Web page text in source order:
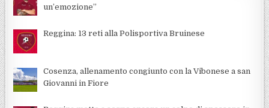
un’emozione”
Reggina: 13 reti alla Polisportiva Bruinese
Cosenza, allenamento congiunto con la Vibonese a san
Giovanni in Fiore